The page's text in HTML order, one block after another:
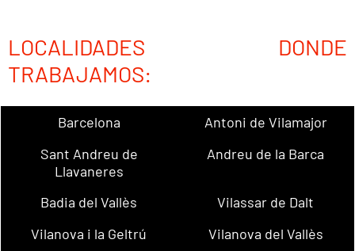
LOCALIDADES DONDE
TRABAJAMOS:
Barcelona
Antoni de Vilamajor
Sant Andreu de
Llavaneres
Andreu de la Barca
Badia del Vallès
Vilassar de Dalt
Vilanova i la Geltrú
Vilanova del Vallès